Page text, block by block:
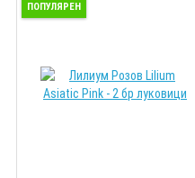
ПОПУЛЯРЕН